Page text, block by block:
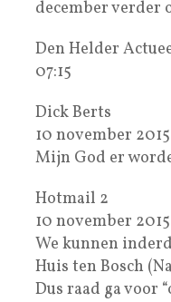
december verder
Den Helder
07:15
Dick Berts
10 november
Mijn God er
Hotmail 2
10 november
We kunnen
Huis ten Bosch
Dus raad ga voor